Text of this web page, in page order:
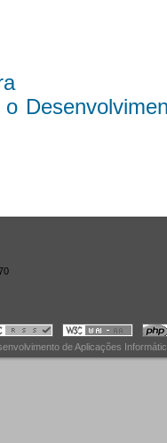
de Aplicações